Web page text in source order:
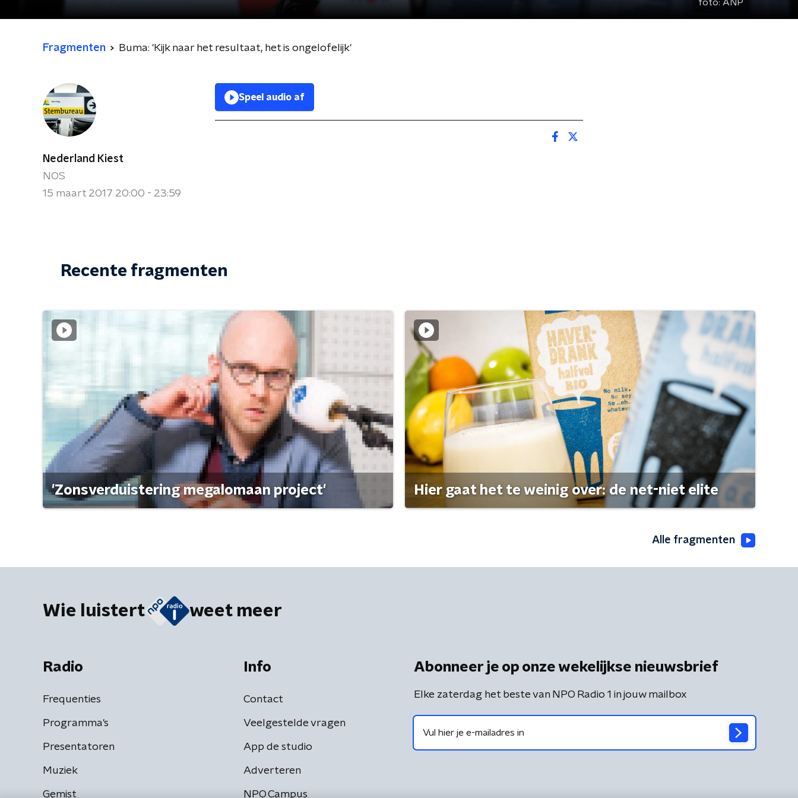
foto: ANP
Fragmenten Buma: 'Kijk naar het resultaat, het is ongelofelijk'
Nederland Kiest
NOS
15 maart 2017 20:00 - 23:59
Speel audio af
Recente fragmenten
'Zonsverduistering megalomaan project' Hier gaat het te weinig over: de net-niet elite
Alle fragmenten
Wie luistert weet meer
Radio
Frequenties
Programma's
Presentatoren
Muziek
Gemist
Info
Contact
Veelgestelde vragen
App de studio
Adverteren
NPO Campus
Abonneer je op onze wekelijkse nieuwsbrief
Elke zaterdag het beste van NPO Radio 1 in jouw mailbox